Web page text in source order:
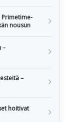
Primetime-
nousun
–
–
hoitivat